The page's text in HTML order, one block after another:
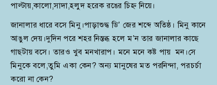
পাল্টায়,কালো,সাদা,হলুদ হরেক রঙের চিহ্ন নিয়ে।
জানালার ধারে বসে মিনু।পাড়াশুদ্ধ ডি’ জের শব্দে অতিষ্ঠ। মিনু কানে
আঙুল দেয়।দুদিন পরে শহর নিস্তব্ধ হলে ম’ন তার জানালার কাছে
গাছটায় বসে। তারও খুব মনখারাপ। মনে মনে কষ্ট পায় মন।সে
মিনুকে বলে,তুমি একা কেন? অন্য মানুষের মত পরনিন্দা, পরচর্চা
করো না কেন?